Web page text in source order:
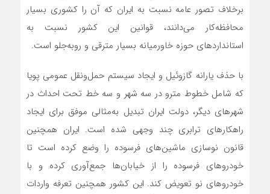
برخلاف تصور عامه نسبت به ایران که آن را کشوری بسیار
محافظه‌کار می‌دانند، قوانین این کشور نسبت به
استانداردهای حوزه خاورمیانه بسیار مترقی و روبه‌جلو است.
با حذف یارانه گازوئیل و ایجاد سیستم حمل‌و‌نقل عمومی پویا
که شامل خطوط مترو در سه شهر و سه خط تحت احداث در
شهرهای دیگر، دولت ایران تبدیل به‌مثالی موفق برای ایجاد
راهکارهای ترابری چند وجهی شده است. ایران همچنین
قانون نوسازی ماشین‌‌های فرسوده را وضع کرده است تا
خودروهای فرسوده را از خیابان‌ها جمع‌آوری کرده و با
خودروهای نو تعویض کند. این کشور همچنین تعرفه واردات